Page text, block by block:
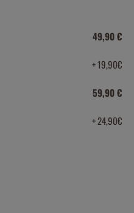
49,90 €
+ 19,90€
59,90 €
+ 24,90€